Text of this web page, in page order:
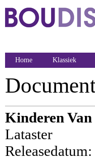
Home Klassiek
Kinderen
Lataster